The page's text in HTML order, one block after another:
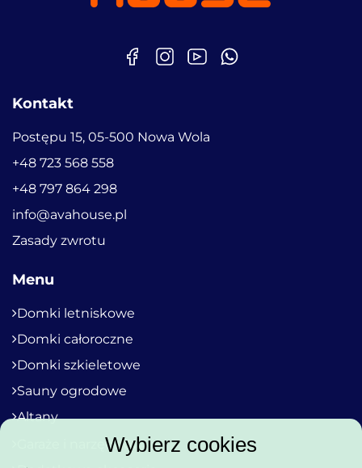
Kontakt
Postępu 15, 05-500 Nowa Wola
+48 723 568 558
+48 797 864 298
info@avahouse.pl
Zasady zwrotu
Menu
Domki letniskowe
Domki całoroczne
Domki szkieletowe
Sauny ogrodowe
Altany
Garaże i narzędziówkiWybierz cookies